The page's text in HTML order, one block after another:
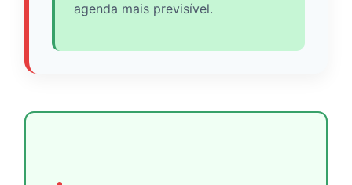
agenda mais previsível.